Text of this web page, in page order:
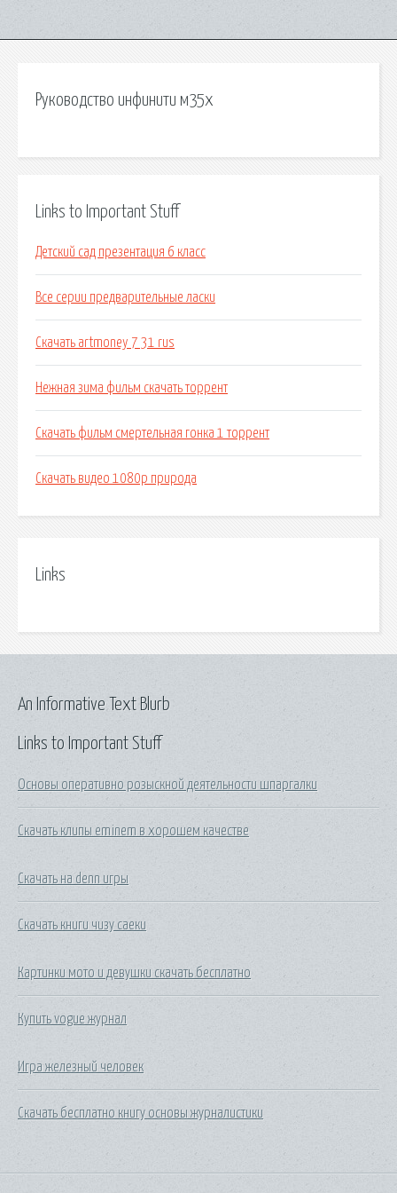
Руководство инфинити м35х
Links to Important Stuff
Детский сад презентация 6 класс
Все серии предварительные ласки
Скачать artmoney 7 31 rus
Нежная зима фильм скачать торрент
Скачать фильм смертельная гонка 1 торрент
Скачать видео 1080p природа
Links
Links to Important Stuff
Основы оперативно розыскной деятельности шпаргалки
Скачать клипы eminem в хорошем качестве
Скачать на denn игры
Скачать книги чизу саеки
Картинки мото и девушки скачать бесплатно
Купить vogue журнал
Игра железный человек
Скачать бесплатно книгу основы журналистики
An Informative Text Blurb